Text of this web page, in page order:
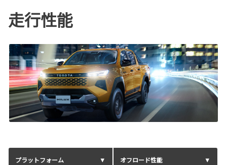
走行性能
プラットフォーム オフロード性能